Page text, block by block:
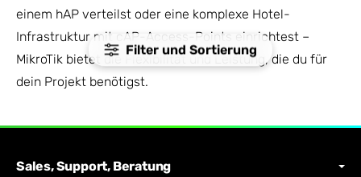
Filter und Sortierung
einem hAP verteilst oder eine komplexe Hotel-
Infrastruktur mit cAP-Access-Points einrichtest –
MikroTik bietet die Flexibilität und Leistung, die du für
dein Projekt benötigst.
Sales, Support, Beratung